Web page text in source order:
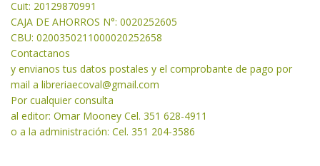
Cuit: 20129870991
CAJA DE AHORROS N°: 0020252605
CBU: 0200350211000020252658
Contactanos
y envianos tus datos postales y el comprobante de pago por
mail a libreriaecoval@gmail.com
Por cualquier consulta
al editor: Omar Mooney Cel. 351 628-4911
o a la administración: Cel. 351 204-3586